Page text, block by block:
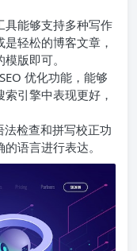
具能够支持多种写作
轻松的博客文章，
版即可。
优化功能，能够
引擎中表现更好，
法检查和拼写校正功
语言进行表达。